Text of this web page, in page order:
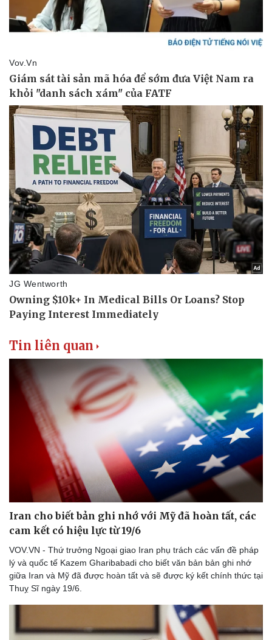
Thể thao
Bóng đá
Lịch thi đấu bóng đá
Thế giới thể thao
eSports
Hậu trường
Ô tô - Xe máy
Ô tô
Xe máy
Tin liên quan
Iran cho biết bản ghi nhớ với Mỹ đã hoàn tất, các
cam kết có hiệu lực từ 19/6
VOV.VN - Thứ trưởng Ngoại giao Iran phụ trách các vấn đề pháp
lý và quốc tế Kazem Gharibabadi cho biết văn bản bản ghi nhớ
giữa Iran và Mỹ đã được hoàn tất và sẽ được ký kết chính thức tại
Thuỵ Sĩ ngày 19/6.